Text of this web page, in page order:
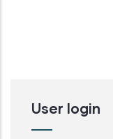
User login